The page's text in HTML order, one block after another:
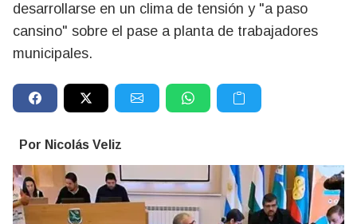
desarrollarse en un clima de tensión y "a paso
cansino" sobre el pase a planta de trabajadores
municipales.
Por Nicolás Veliz